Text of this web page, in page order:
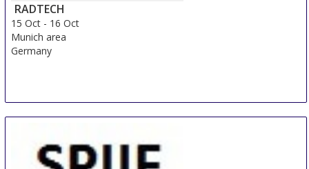
RADTECH
15 Oct - 16 Oct
Munich area
Germany